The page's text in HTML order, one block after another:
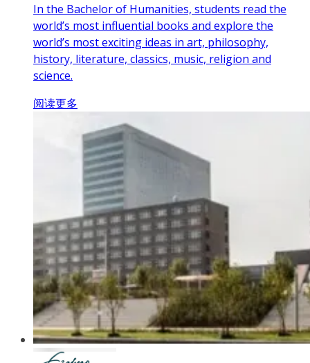
In the Bachelor of Humanities, students read the
world’s most influential books and explore the
world’s most exciting ideas in art, philosophy,
history, literature, classics, music, religion and
science.
阅读更多